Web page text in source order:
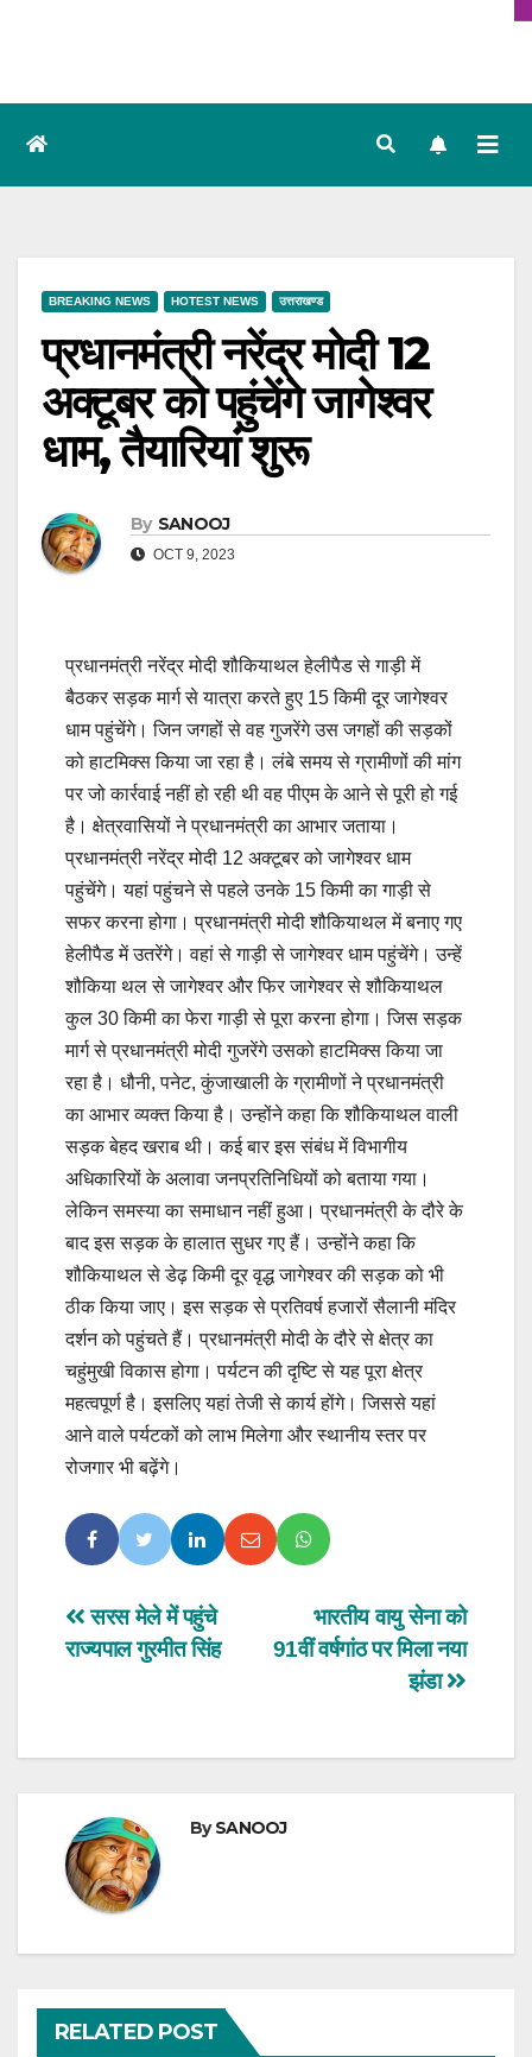
BREAKING NEWS HOTEST NEWS उत्तराखण्ड
प्रधानमंत्री नरेंद्र मोदी 12
अक्टूबर को पहुंचेंगे जागेश्वर
धाम, तैयारियां शुरू
By SANOOJ
OCT 9, 2023
प्रधानमंत्री नरेंद्र मोदी शौकियाथल हेलीपैड से गाड़ी में
बैठकर सड़क मार्ग से यात्रा करते हुए 15 किमी दूर जागेश्वर
धाम पहुंचेंगे। जिन जगहों से वह गुजरेंगे उस जगहों की सड़कों
को हाटमिक्स किया जा रहा है। लंबे समय से ग्रामीणों की मांग
पर जो कार्रवाई नहीं हो रही थी वह पीएम के आने से पूरी हो गई
है। क्षेत्रवासियों ने प्रधानमंत्री का आभार जताया।
प्रधानमंत्री नरेंद्र मोदी 12 अक्टूबर को जागेश्वर धाम
पहुंचेंगे। यहां पहुंचने से पहले उनके 15 किमी का गाड़ी से
सफर करना होगा। प्रधानमंत्री मोदी शौकियाथल में बनाए गए
हेलीपैड में उतरेंगे। वहां से गाड़ी से जागेश्वर धाम पहुंचेंगे। उन्हें
शौकिया थल से जागेश्वर और फिर जागेश्वर से शौकियाथल
कुल 30 किमी का फेरा गाड़ी से पूरा करना होगा। जिस सड़क
मार्ग से प्रधानमंत्री मोदी गुजरेंगे उसको हाटमिक्स किया जा
रहा है। धौनी, पनेट, कुंजाखाली के ग्रामीणों ने प्रधानमंत्री
का आभार व्यक्त किया है। उन्होंने कहा कि शौकियाथल वाली
सड़क बेहद खराब थी। कई बार इस संबंध में विभागीय
अधिकारियों के अलावा जनप्रतिनिधियों को बताया गया।
लेकिन समस्या का समाधान नहीं हुआ। प्रधानमंत्री के दौरे के
बाद इस सड़क के हालात सुधर गए हैं। उन्होंने कहा कि
शौकियाथल से डेढ़ किमी दूर वृद्ध जागेश्वर की सड़क को भी
ठीक किया जाए। इस सड़क से प्रतिवर्ष हजारों सैलानी मंदिर
दर्शन को पहुंचते हैं। प्रधानमंत्री मोदी के दौरे से क्षेत्र का
चहुंमुखी विकास होगा। पर्यटन की दृष्टि से यह पूरा क्षेत्र
महत्वपूर्ण है। इसलिए यहां तेजी से कार्य होंगे। जिससे यहां
आने वाले पर्यटकों को लाभ मिलेगा और स्थानीय स्तर पर
रोजगार भी बढ़ेंगे।
Post
navigation
भारतीय वायु सेना को
91वीं वर्षगांठ पर म‍िला नया
झंडा
सरस मेले में पहुंचे
राज्यपाल गुरमीत सिंह
BySANOOJ
RELATED POST